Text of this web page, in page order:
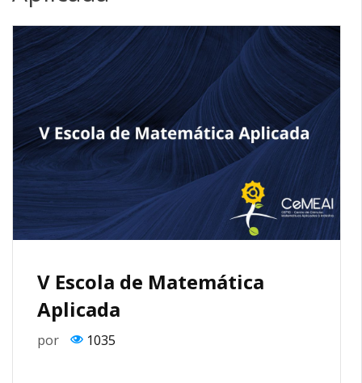
V Escola de Matemática
Aplicada
por 1035